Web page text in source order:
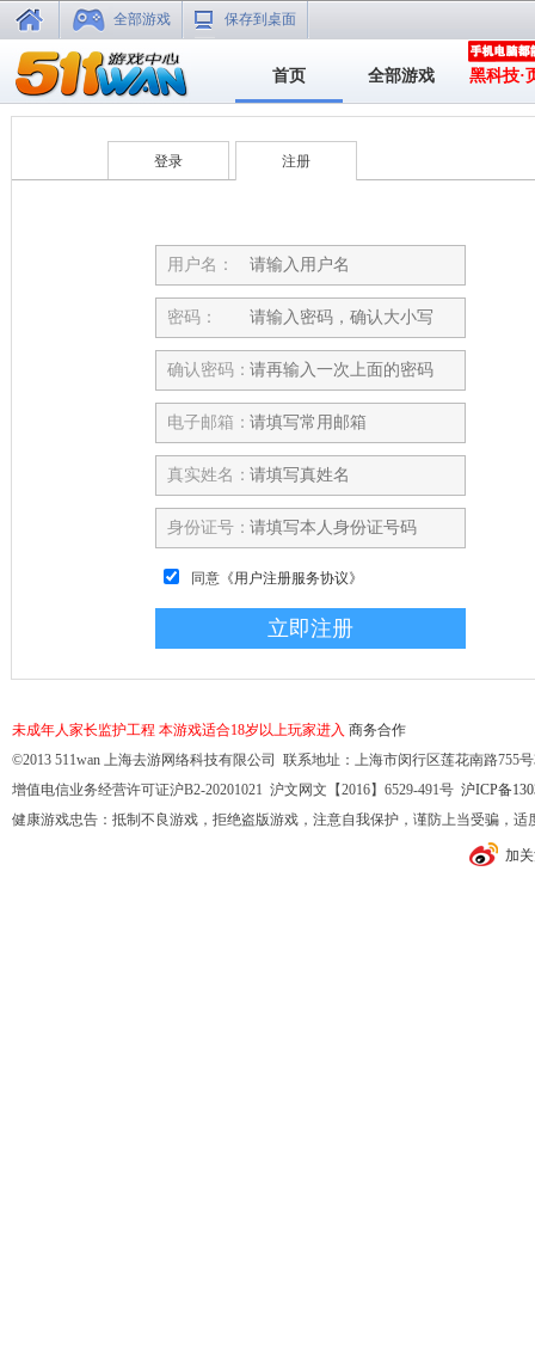
全部游戏 保存到桌面
首页 全部游戏 黑科技·
登录 注册
用户名：
密码：
确认密码：
电子邮箱：
真实姓名：
身份证号：
同意 《用户注册服务协议》
未成年人家长监护工程 本游戏适合18岁以上玩家进入 商务合作
©2013 511wan 上海去游网络科技有限公司 联系地址：上海市闵行区莲花南路755
增值电信业务经营许可证沪B2-20201021 沪文网文【2016】6529-491号 沪ICP备
健康游戏忠告：抵制不良游戏，拒绝盗版游戏，注意自我保护，谨防上当受骗，
加